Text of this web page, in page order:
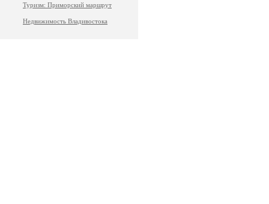
Туризм: Приморский маршрут
Недвижимость Владивостока